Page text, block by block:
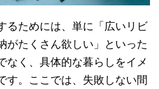
るためには、単に「広いリビ
がたくさん欲しい」といった
なく、具体的な暮らしをイメ
す。ここでは、失敗しない間